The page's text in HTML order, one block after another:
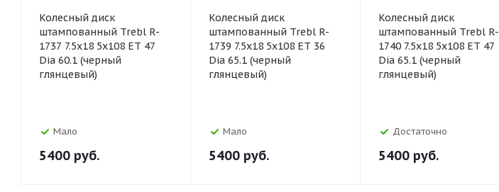
Колесный диск
штампованный Trebl R-
1737 7.5x18 5x108 ET 47
Dia 60.1 (черный
глянцевый)
Мало
5400 руб.
Колесный диск
штампованный Trebl R-
1739 7.5x18 5x108 ET 36
Dia 65.1 (черный
глянцевый)
Мало
5400 руб.
Колесный диск
штампованный Trebl R-
1740 7.5x18 5x108 ET 47
Dia 65.1 (черный
глянцевый)
Достаточно
5400 руб.